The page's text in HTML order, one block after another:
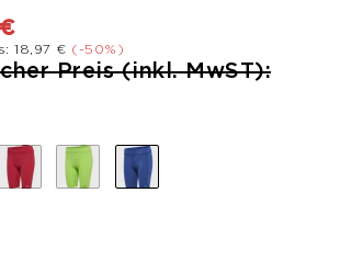
18,97 € (-50%)
von
Preis (inkl. MwST):